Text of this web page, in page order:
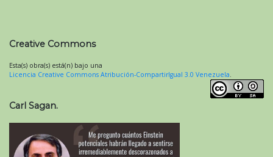
Creative Commons
Esta(s) obra(s) está(n) bajo una
Licencia Creative Commons Atribución-CompartirIgual 3.0 Venezuela.
Carl Sagan.